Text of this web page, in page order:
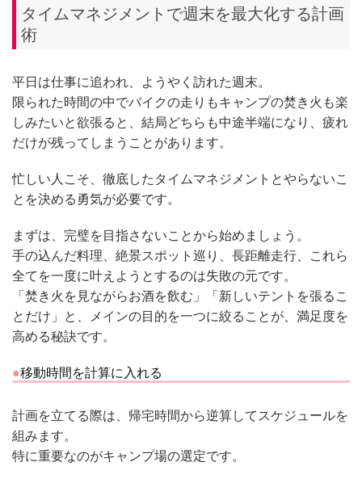
タイムマネジメントで週末を最大化する計画
術
平日は仕事に追われ、ようやく訪れた週末。
限られた時間の中でバイクの走りもキャンプの焚き火も楽
しみたいと欲張ると、結局どちらも中途半端になり、疲れ
だけが残ってしまうことがあります。
忙しい人こそ、徹底したタイムマネジメントとやらないこ
とを決める勇気が必要です。
まずは、完璧を目指さないことから始めましょう。
手の込んだ料理、絶景スポット巡り、長距離走行、これら
全てを一度に叶えようとするのは失敗の元です。
「焚き火を見ながらお酒を飲む」「新しいテントを張るこ
とだけ」と、メインの目的を一つに絞ることが、満足度を
高める秘訣です。
移動時間を計算に入れる
計画を立てる際は、帰宅時間から逆算してスケジュールを
組みます。
特に重要なのがキャンプ場の選定です。